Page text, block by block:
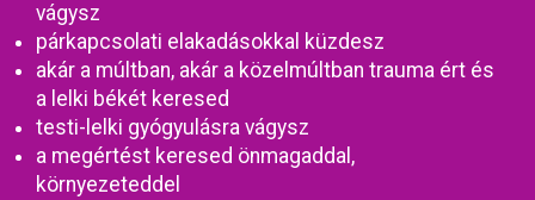
vágysz
párkapcsolati elakadásokkal küzdesz
akár a múltban, akár a közelmúltban trauma ért és
a lelki békét keresed
testi-lelki gyógyulásra vágysz
a megértést keresed önmagaddal,
környezeteddel